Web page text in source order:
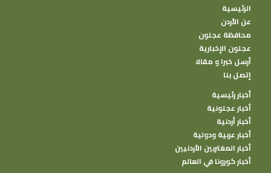
الرئيسية
عن الأردن
محافظة عجلون
عجلون الإخبارية
أرسل خبرا و مقالا
إتصل بنا
أخبار رئيسية
أخبار عجلونية
أخبار أردنية
أخبار عربية ودولية
أخبار المغتربين الأردنيين
أخبار كورونا في العالم